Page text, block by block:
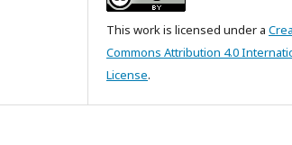
This work is licensed under a
Commons Attribution 4.0
License.